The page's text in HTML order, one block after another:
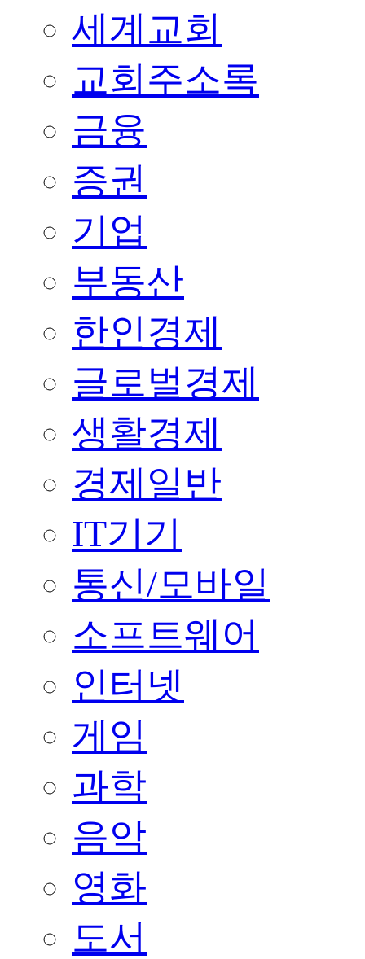
세계교회
교회주소록
금융
증권
기업
부동산
한인경제
글로벌경제
생활경제
경제일반
IT기기
통신/모바일
소프트웨어
인터넷
게임
과학
음악
영화
도서